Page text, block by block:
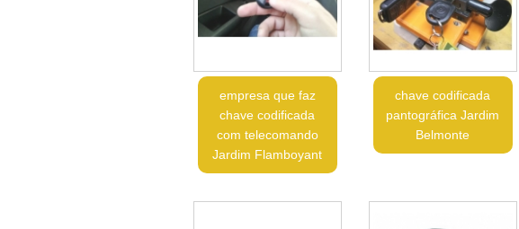
empresa que faz
chave codificada
com telecomando
Jardim Flamboyant
chave codificada
pantográfica Jardim
Belmonte